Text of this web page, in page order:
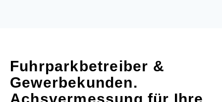
Fuhrparkbetreiber &
Gewerbekunden.